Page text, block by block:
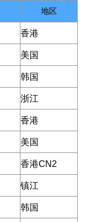
地区
香港
美国
韩国
浙江
香港
美国
香港CN2
镇江
韩国